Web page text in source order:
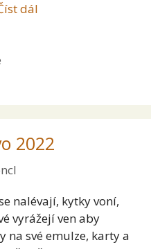
dál
2022
nalévají, kytky voní,
vyrážejí ven aby
své emulze, karty a